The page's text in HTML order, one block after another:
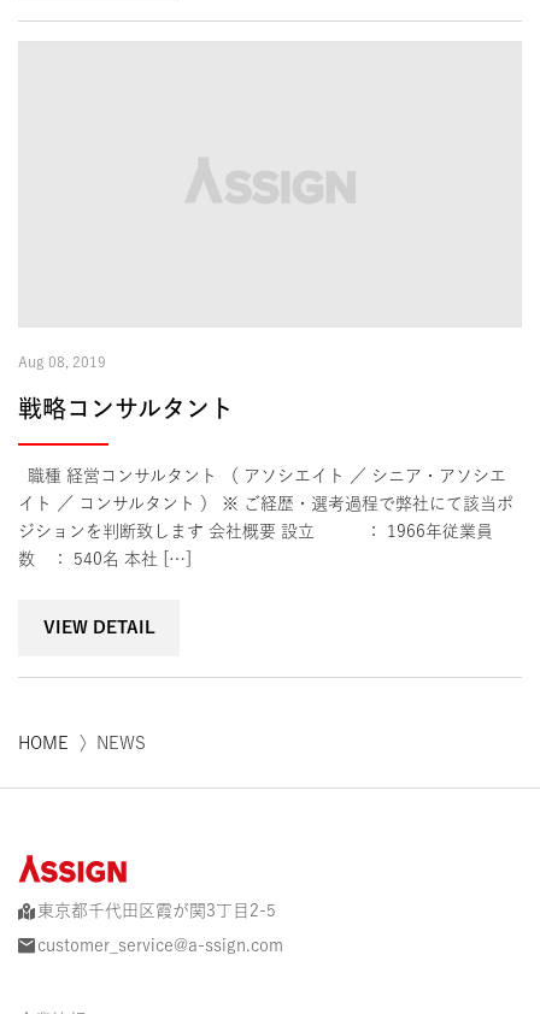
Aug 08, 2019
戦略コンサルタント
職種 経営コンサルタント （ アソシエイト ／ シニア・アソシエ
イト ／ コンサルタント ） ※ ご経歴・選考過程で弊社にて該当ポ
ジションを判断致します 会社概要 設立 ： 1966年従業員
数 ： 540名 本社 […]
VIEW DETAIL
HOME 〉NEWS
東京都千代田区霞が関3丁目2-5
customer_service@a-ssign.com